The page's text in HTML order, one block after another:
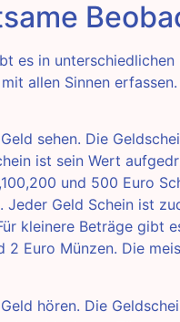
es in
allen Sinnen
sehen. Die
ist sein Wert
und 500 Euro
Jeder Geld Schein ist
kleinere Beträge gibt
2 Euro Münzen. Die
hören. Die